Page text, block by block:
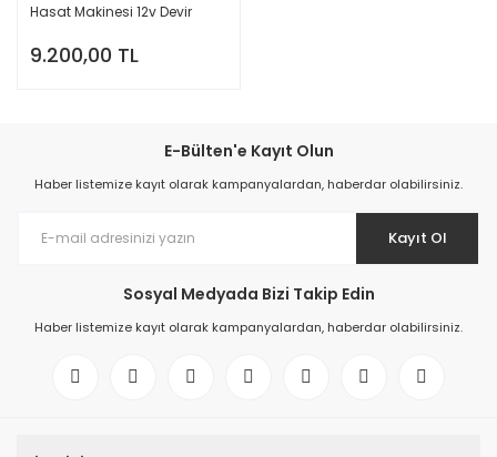
Hasat Makinesi 12v Devir
9.200,00 TL
E-Bülten'e Kayıt Olun
Haber listemize kayıt olarak kampanyalardan, haberdar olabilirsiniz.
Kayıt Ol
Sosyal Medyada Bizi Takip Edin
Haber listemize kayıt olarak kampanyalardan, haberdar olabilirsiniz.